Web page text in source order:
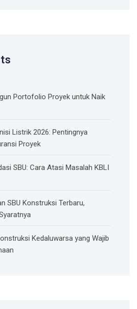
Portofolio Proyek untuk Naik
Listrik 2026: Pentingnya
Proyek
SBU: Cara Atasi Masalah KBLI
SBU Konstruksi Terbaru,
Kedaluwarsa yang Wajib